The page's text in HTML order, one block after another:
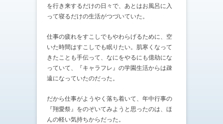
を行き来するだけの日々で、あとはお風呂に入
って寝るだけの生活がつづいていた。
仕事の疲れをすこしでもやわらげるために、空
いた時間はすこしでも眠りたい。肌寒くなって
きたことも手伝って、なにをやるにも億劫にな
っていて、『キャラフレ』の学園生活からは疎
遠になっていたのだった。
だから仕事がようやく落ち着いて、年中行事の
『翔愛祭』をのぞいてみようと思ったのは、ほ
んの軽い気持ちからだった。